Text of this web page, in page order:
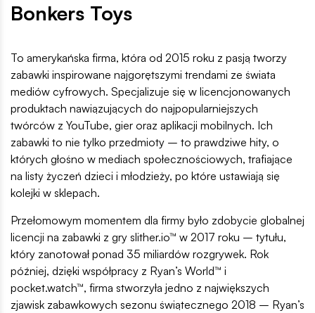
Bonkers Toys
To amerykańska firma, która od 2015 roku z pasją tworzy
zabawki inspirowane najgorętszymi trendami ze świata
mediów cyfrowych. Specjalizuje się w licencjonowanych
produktach nawiązujących do najpopularniejszych
twórców z YouTube, gier oraz aplikacji mobilnych. Ich
zabawki to nie tylko przedmioty – to prawdziwe hity, o
których głośno w mediach społecznościowych, trafiające
na listy życzeń dzieci i młodzieży, po które ustawiają się
kolejki w sklepach.
Przełomowym momentem dla firmy było zdobycie globalnej
licencji na zabawki z gry slither.io™ w 2017 roku – tytułu,
który zanotował ponad 35 miliardów rozgrywek. Rok
później, dzięki współpracy z Ryan’s World™ i
pocket.watch™, firma stworzyła jedno z największych
zjawisk zabawkowych sezonu świątecznego 2018 – Ryan’s